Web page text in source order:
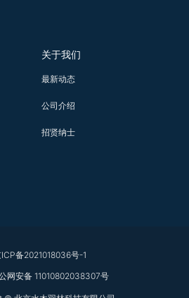
关于我们
最新动态
公司介绍
招贤纳士
备2021018036号-1
网安备 11010802038307号